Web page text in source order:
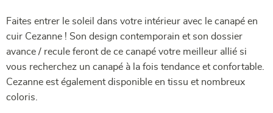
Faites entrer le soleil dans votre intérieur avec le canapé en
cuir Cezanne ! Son design contemporain et son dossier
avance / recule feront de ce canapé votre meilleur allié si
vous recherchez un canapé à la fois tendance et confortable.
Cezanne est également disponible en tissu et nombreux
coloris.